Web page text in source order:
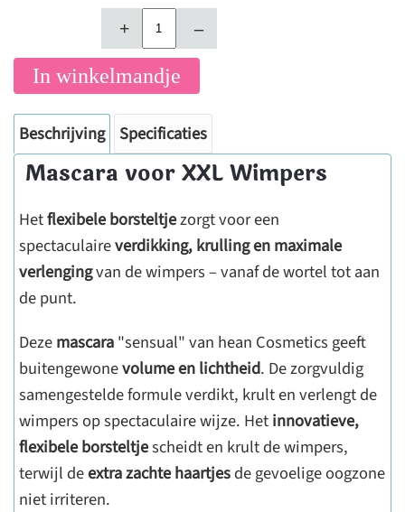
+ –
In winkelmandje
Beschrijving Specificaties
Mascara voor XXL Wimpers
Hetflexibele borsteltjezorgt voor een
spectaculaireverdikking, krulling en maximale
verlengingvan de wimpers – vanaf de wortel tot aan
de punt.
Dezemascara"sensual" van hean Cosmetics geeft
buitengewonevolume en lichtheid. De zorgvuldig
samengestelde formule verdikt, krult en verlengt de
wimpers op spectaculaire wijze. Hetinnovatieve,
flexibele borsteltjescheidt en krult de wimpers,
terwijl deextra zachte haartjesde gevoelige oogzone
niet irriteren.